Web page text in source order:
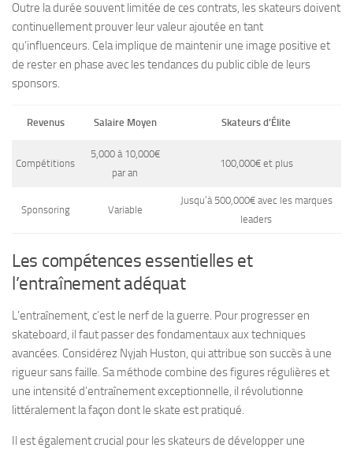
Outre la durée souvent limitée de ces contrats, les skateurs doivent
continuellement prouver leur valeur ajoutée en tant
qu’influenceurs. Cela implique de maintenir une image positive et
de rester en phase avec les tendances du public cible de leurs
sponsors.
Revenus Salaire Moyen Skateurs d’Élite
Compétitions
5,000 à 10,000€
par an
100,000€ et plus
Sponsoring Variable
Jusqu’à 500,000€ avec les marques
leaders
Les compétences essentielles et
l’entraînement adéquat
L’entraînement, c’est le nerf de la guerre. Pour progresser en
skateboard, il faut passer des fondamentaux aux techniques
avancées. Considérez Nyjah Huston, qui attribue son succès à une
rigueur sans faille. Sa méthode combine des figures régulières et
une intensité d’entraînement exceptionnelle, il révolutionne
littéralement la façon dont le skate est pratiqué.
Il est également crucial pour les skateurs de développer une